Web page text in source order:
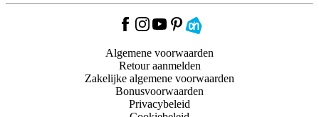
Algemene voorwaarden
Retour aanmelden
Zakelijke algemene voorwaarden
Bonusvoorwaarden
Privacybeleid